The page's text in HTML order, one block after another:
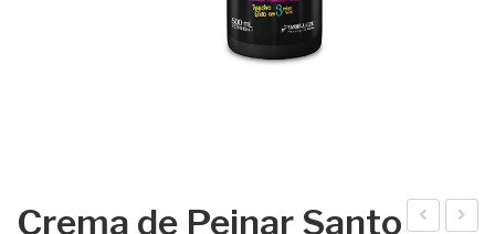
Crema de Peinar Santo